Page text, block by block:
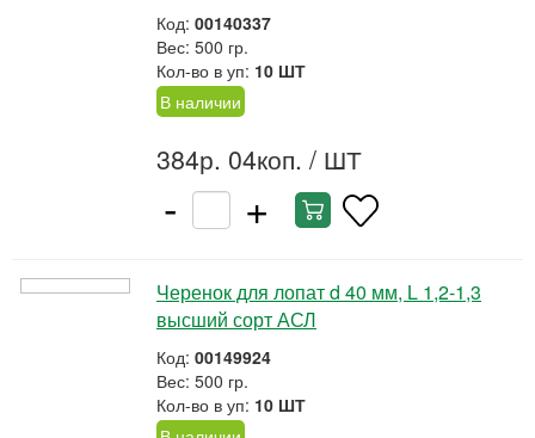
Код: 00140337
Вес: 500 гр.
Кол-во в уп: 10 ШТ
В наличии
384р. 04коп. / ШТ
- +
Черенок для лопат d 40 мм, L 1,2-1,3
высший сорт АСЛ
Код: 00149924
Вес: 500 гр.
Кол-во в уп: 10 ШТ